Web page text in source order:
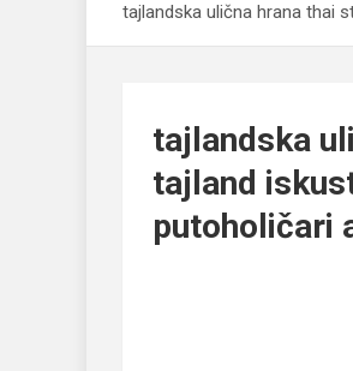
tajlandska ulična hrana thai
tajlandska
tajland
putoholičari